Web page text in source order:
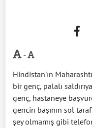
-
Hindistan'ın
bir genç, palalı
genç, hastaneye
gencin başının sol
şey olmamış gibi